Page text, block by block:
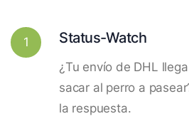
1 Status-Watch
¿Tu envío de DHL
sacar al perro a
la respuesta.